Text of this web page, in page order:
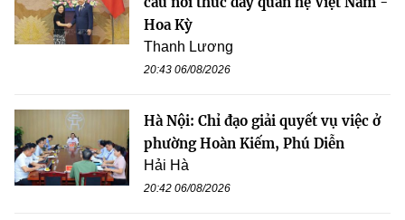
Hoa Kỳ
Thanh Lương
20:43 06/08/2026
Hà Nội: Chỉ đạo giải quyết vụ việc ở
phường Hoàn Kiếm, Phú Diễn
Hải Hà
20:42 06/08/2026